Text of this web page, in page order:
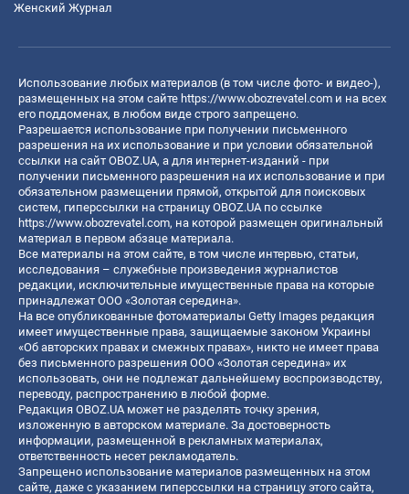
Женский Журнал
Использование любых материалов (в том числе фото- и видео-),
размещенных на этом сайте https://www.obozrevatel.com и на всех
его поддоменах, в любом виде строго запрещено.
Разрешается использование при получении письменного
разрешения на их использование и при условии обязательной
ссылки на сайт OBOZ.UA, а для интернет-изданий - при
получении письменного разрешения на их использование и при
обязательном размещении прямой, открытой для поисковых
систем, гиперссылки на страницу OBOZ.UA по ссылке
https://www.obozrevatel.com, на которой размещен оригинальный
материал в первом абзаце материала.
Все материалы на этом сайте, в том числе интервью, статьи,
исследования – служебные произведения журналистов
редакции, исключительные имущественные права на которые
принадлежат ООО «Золотая середина».
На все опубликованные фотоматериалы Getty Images редакция
имеет имущественные права, защищаемые законом Украины
«Об авторских правах и смежных правах», никто не имеет права
без письменного разрешения ООО «Золотая середина» их
использовать, они не подлежат дальнейшему воспроизводству,
переводу, распространению в любой форме.
Редакция OBOZ.UA может не разделять точку зрения,
изложенную в авторском материале. За достоверность
информации, размещенной в рекламных материалах,
ответственность несет рекламодатель.
Запрещено использование материалов размещенных на этом
сайте, даже с указанием гиперссылки на страницу этого сайта,